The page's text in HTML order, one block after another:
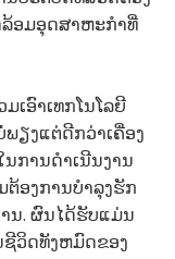
ອມອຸດສາຫະກໍາທີ່
ເອົາເທກໂນໂລຍີ
ຽງແຕ່ດີກວ່າເຄື່ອງ
ການດໍາເນີນງານ
ຕ້ອງການບໍາລຸງຮັກ
ນ. ຜົນໄດ້ຮັບແມ່ນ
ວິດທັງຫມົດຂອງ